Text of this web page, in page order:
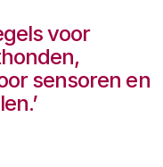
voor
sensoren en